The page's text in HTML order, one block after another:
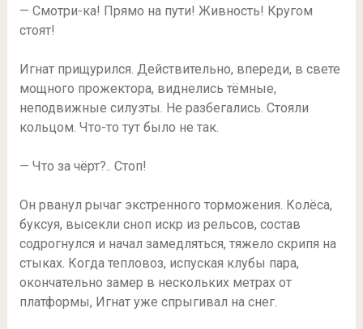
— Смотри-ка! Прямо на пути! Живность! Кругом
стоят!
Игнат прищурился. Действительно, впереди, в свете
мощного прожектора, виднелись тёмные,
неподвижные силуэты. Не разбегались. Стояли
кольцом. Что-то тут было не так.
— Что за чёрт?.. Стоп!
Он рванул рычаг экстренного торможения. Колёса,
буксуя, высекли сноп искр из рельсов, состав
содрогнулся и начал замедляться, тяжело скрипя на
стыках. Когда тепловоз, испуская клубы пара,
окончательно замер в нескольких метрах от
платформы, Игнат уже спрыгивал на снег.